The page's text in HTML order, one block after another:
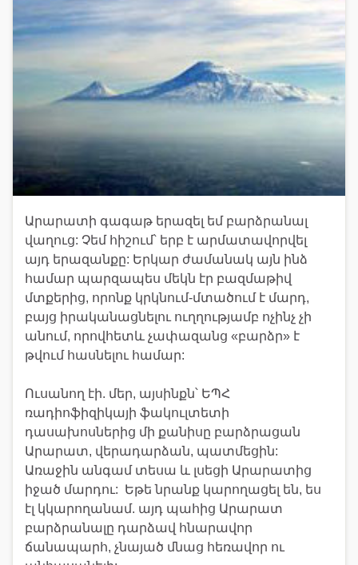
Արարատի գագաթ երազել եմ բարձրանալ
վաղուց: Չեմ հիշում՝ երբ է արմատավորվել
այդ երազանքը: Երկար ժամանակ այն ինձ
համար պարզապես մեկն էր բազմաթիվ
մտքերից, որոնք կրկնում-մտածում է մարդ,
բայց իրականացնելու ուղղությամբ ոչինչ չի
անում, որովհետև չափազանց «բարձր» է
թվում հասնելու համար:
Ուսանող էի. մեր, այսինքն՝ ԵՊՀ
ռադիոֆիզիկայի ֆակուլտետի
դասախոսներից մի քանիսը բարձրացան
Արարատ, վերադարձան, պատմեցին:
Առաջին անգամ տեսա և լսեցի Արարատից
իջած մարդու: Եթե նրանք կարողացել են, ես
էլ կկարողանամ. այդ պահից Արարատ
բարձրանալը դարձավ հնարավոր
ճանապարհ, չնայած մնաց հեռավոր ու